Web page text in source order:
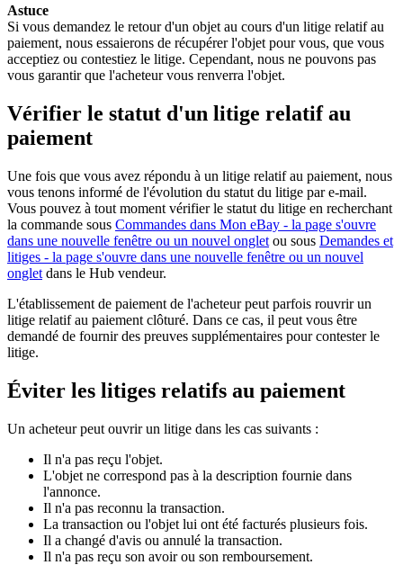
Astuce
Si vous demandez le retour d'un objet au cours d'un litige relatif au
paiement, nous essaierons de récupérer l'objet pour vous, que vous
acceptiez ou contestiez le litige. Cependant, nous ne pouvons pas
vous garantir que l'acheteur vous renverra l'objet.
Vérifier le statut d'un litige relatif au
paiement
Une fois que vous avez répondu à un litige relatif au paiement, nous
vous tenons informé de l'évolution du statut du litige par e-mail.
Vous pouvez à tout moment vérifier le statut du litige en recherchant
la commande sous Commandes dans Mon eBay - la page s'ouvre
dans une nouvelle fenêtre ou un nouvel onglet ou sous Demandes et
litiges - la page s'ouvre dans une nouvelle fenêtre ou un nouvel
onglet dans le Hub vendeur.
L'établissement de paiement de l'acheteur peut parfois rouvrir un
litige relatif au paiement clôturé. Dans ce cas, il peut vous être
demandé de fournir des preuves supplémentaires pour contester le
litige.
Éviter les litiges relatifs au paiement
Un acheteur peut ouvrir un litige dans les cas suivants :
Il n'a pas reçu l'objet.
L'objet ne correspond pas à la description fournie dans
l'annonce.
Il n'a pas reconnu la transaction.
La transaction ou l'objet lui ont été facturés plusieurs fois.
Il a changé d'avis ou annulé la transaction.
Il n'a pas reçu son avoir ou son remboursement.